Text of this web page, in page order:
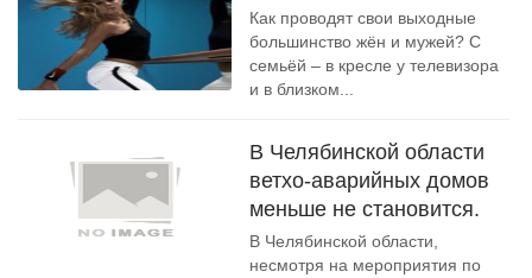
Как проводят свои выходные
большинство жён и мужей? С
семьёй – в кресле у телевизора
и в близком...
В Челябинской области
ветхо-аварийных домов
меньше не становится.
В Челябинской области,
несмотря на мероприятия по